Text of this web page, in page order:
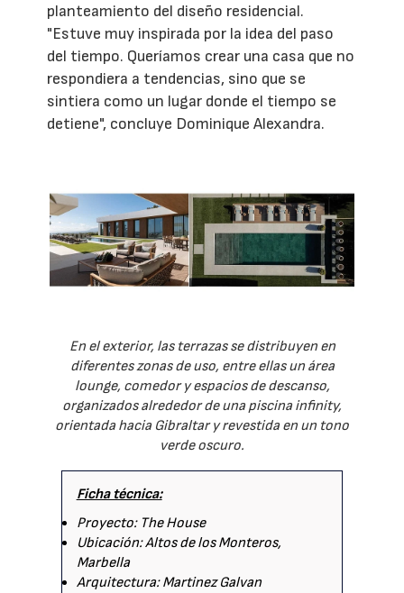
planteamiento del diseño residencial.
"Estuve muy inspirada por la idea del paso
del tiempo. Queríamos crear una casa que no
respondiera a tendencias, sino que se
sintiera como un lugar donde el tiempo se
detiene", concluye Dominique Alexandra.
En el exterior, las terrazas se distribuyen en
diferentes zonas de uso, entre ellas un área
lounge, comedor y espacios de descanso,
organizados alrededor de una piscina infinity,
orientada hacia Gibraltar y revestida en un tono
verde oscuro.
Ficha técnica:
Proyecto: The House
Ubicación: Altos de los Monteros,
Marbella
Arquitectura: Martinez Galvan